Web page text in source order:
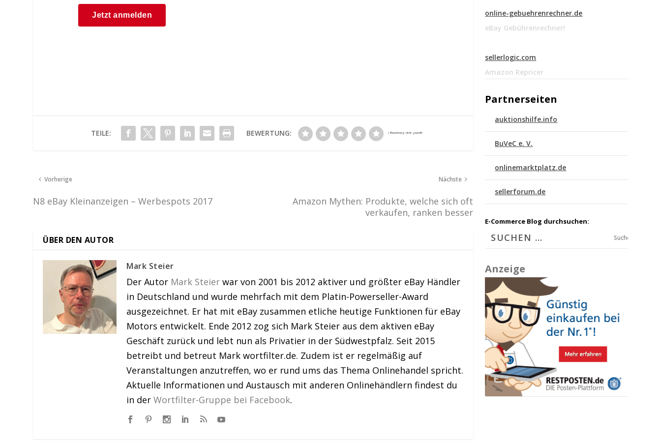
TEILE: BEWERTUNG:
Vorherige
N8 eBay Kleinanzeigen – Werbespots 2017
Nächste
Amazon Mythen: Produkte, welche sich oft
verkaufen, ranken besser
ÜBER DEN AUTOR
Mark Steier
Der Autor Mark Steier war von 2001 bis 2012 aktiver und größter eBay Händler
in Deutschland und wurde mehrfach mit dem Platin-Powerseller-Award
ausgezeichnet. Er hat mit eBay zusammen etliche heutige Funktionen für eBay
Motors entwickelt. Ende 2012 zog sich Mark Steier aus dem aktiven eBay
Geschäft zurück und lebt nun als Privatier in der Südwestpfalz. Seit 2015
betreibt und betreut Mark wortfilter.de. Zudem ist er regelmäßig auf
Veranstaltungen anzutreffen, wo er rund ums das Thema Onlinehandel spricht.
Aktuelle Informationen und Austausch mit anderen Onlinehändlern findest du
in derWortfilter-Gruppe bei Facebook.
online-gebuehrenrechner.de
eBay Gebührenrechner!
sellerlogic.com
Amazon Repricer
Partnerseiten
auktionshilfe.info
BuVeC e. V.
onlinemarktplatz.de
sellerforum.de
E-Commerce Blog durchsuchen:
Suchen
Anzeige